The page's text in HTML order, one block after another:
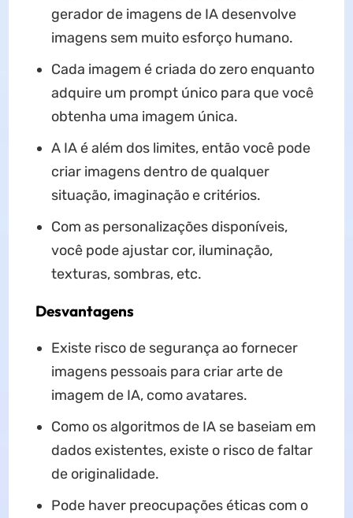
gerador de imagens de IA desenvolve
imagens sem muito esforço humano.
Cada imagem é criada do zero enquanto
adquire um prompt único para que você
obtenha uma imagem única.
A IA é além dos limites, então você pode
criar imagens dentro de qualquer
situação, imaginação e critérios.
Com as personalizações disponíveis,
você pode ajustar cor, iluminação,
texturas, sombras, etc.
Desvantagens
Existe risco de segurança ao fornecer
imagens pessoais para criar arte de
imagem de IA, como avatares.
Como os algoritmos de IA se baseiam em
dados existentes, existe o risco de faltar
de originalidade.
Pode haver preocupações éticas com o